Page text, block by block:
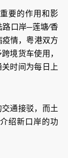
要的作用和影
口岸─莲塘∕香
情，粤港双方
境货车使用，
时间为每日上
通接驳，而土
绍新口岸的功